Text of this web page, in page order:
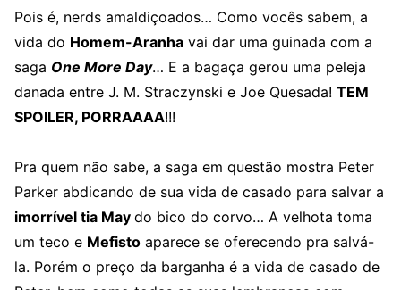
Pois é, nerds amaldiçoados… Como vocês sabem, a
vida do Homem-Aranha vai dar uma guinada com a
saga One More Day… E a bagaça gerou uma peleja
danada entre J. M. Straczynski e Joe Quesada! TEM
SPOILER, PORRAAAA!!!
Pra quem não sabe, a saga em questão mostra Peter
Parker abdicando de sua vida de casado para salvar a
imorrível tia May do bico do corvo… A velhota toma
um teco e Mefisto aparece se oferecendo pra salvá-
la. Porém o preço da barganha é a vida de casado de